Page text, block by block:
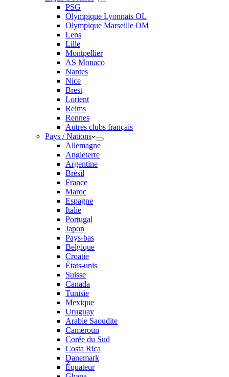
PSG
Olympique Lyonnais OL
Olympique Marseille OM
Lens
Lille
Montpellier
AS Monaco
Nantes
Nice
Brest
Lorient
Reims
Rennes
Autres clubs français
Pays / Nations
Allemagne
Angleterre
Argentine
Brésil
France
Maroc
Espagne
Italie
Portugal
Japon
Pays-bas
Belgique
Croatie
États-unis
Suisse
Canada
Tunisie
Mexique
Uruguay
Arabie Saoudite
Cameroun
Corée du Sud
Costa Rica
Danemark
Équateur